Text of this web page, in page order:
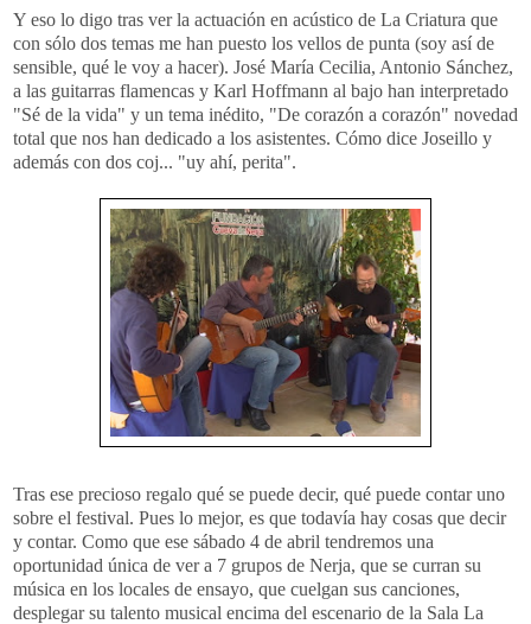
Y eso lo digo tras ver la actuación en acústico de La Criatura que
con sólo dos temas me han puesto los vellos de punta (soy así de
sensible, qué le voy a hacer). José María Cecilia, Antonio Sánchez,
a las guitarras flamencas y Karl Hoffmann al bajo han interpretado
"Sé de la vida" y un tema inédito, "De corazón a corazón" novedad
total que nos han dedicado a los asistentes. Cómo dice Joseillo y
además con dos coj... "uy ahí, perita".
Tras ese precioso regalo qué se puede decir, qué puede contar uno
sobre el festival. Pues lo mejor, es que todavía hay cosas que decir
y contar. Como que ese sábado 4 de abril tendremos una
oportunidad única de ver a 7 grupos de Nerja, que se curran su
música en los locales de ensayo, que cuelgan sus canciones,
desplegar su talento musical encima del escenario de la Sala La